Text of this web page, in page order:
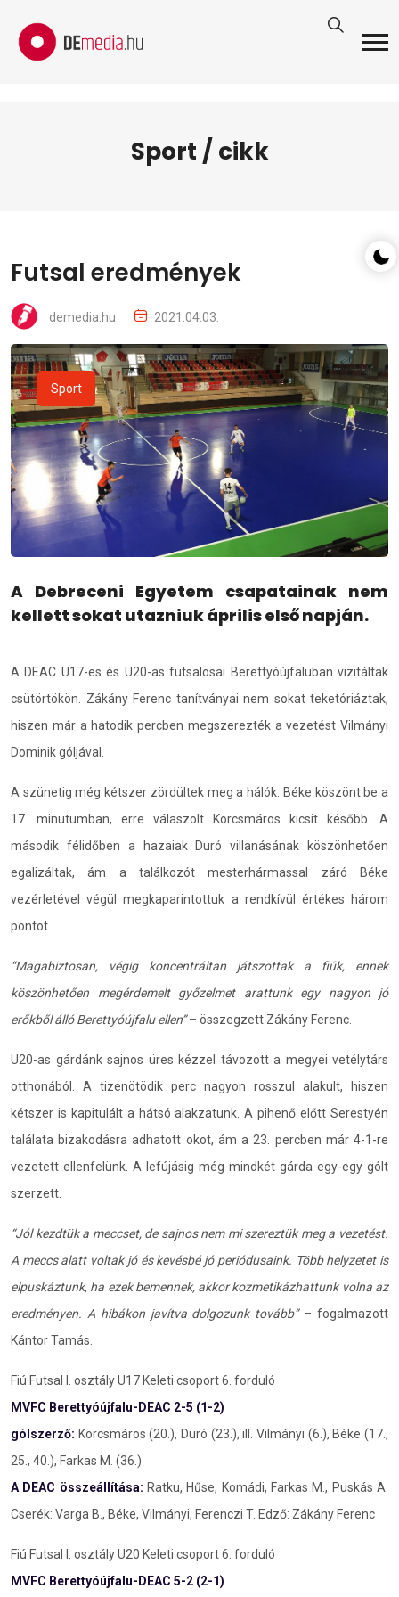
Sport / cikk
Futsal eredmények
demedia.hu 2021.04.03.
Sport
A Debreceni Egyetem csapatainak nem
kellett sokat utazniuk április első napján.
A DEAC U17-es és U20-as futsalosai Berettyóújfaluban vizitáltak
csütörtökön. Zákány Ferenc tanítványai nem sokat teketóriáztak,
hiszen már a hatodik percben megszerezték a vezetést Vilmányi
Dominik góljával.
A szünetig még kétszer zördültek meg a hálók: Béke köszönt be a
17. minutumban, erre válaszolt Korcsmáros kicsit később. A
második félidőben a hazaiak Duró villanásának köszönhetően
egalizáltak, ám a találkozót mesterhármassal záró Béke
vezérletével végül megkaparintottuk a rendkívül értékes három
pontot.
“Magabiztosan, végig koncentráltan játszottak a fiúk, ennek
köszönhetően megérdemelt győzelmet arattunk egy nagyon jó
erőkből álló Berettyóújfalu ellen”– összegzett Zákány Ferenc.
U20-as gárdánk sajnos üres kézzel távozott a megyei vetélytárs
otthonából. A tizenötödik perc nagyon rosszul alakult, hiszen
kétszer is kapitulált a hátsó alakzatunk. A pihenő előtt Serestyén
találata bizakodásra adhatott okot, ám a 23. percben már 4-1-re
vezetett ellenfelünk. A lefújásig még mindkét gárda egy-egy gólt
szerzett.
“Jól kezdtük a meccset, de sajnos nem mi szereztük meg a vezetést.
A meccs alatt voltak jó és kevésbé jó periódusaink. Több helyzetet is
elpuskáztunk, ha ezek bemennek, akkor kozmetikázhattunk volna az
eredményen. A hibákon javítva dolgozunk tovább”– fogalmazott
Kántor Tamás.
Fiú Futsal I. osztály U17 Keleti csoport 6. forduló
MVFC Berettyóújfalu-DEAC 2-5 (1-2)
gólszerző: Korcsmáros (20.), Duró (23.), ill. Vilmányi (6.), Béke (17.,
25., 40.), Farkas M. (36.)
A DEAC összeállítása: Ratku, Hűse, Komádi, Farkas M., Puskás A.
Cserék: Varga B., Béke, Vilmányi, Ferenczi T. Edző: Zákány Ferenc
Fiú Futsal I. osztály U20 Keleti csoport 6. forduló
MVFC Berettyóújfalu-DEAC 5-2 (2-1)